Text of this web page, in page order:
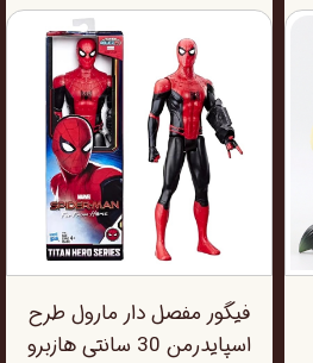
فیگور مفصل دار مارول طرح
اسپایدرمن 30 سانتی هازبرو